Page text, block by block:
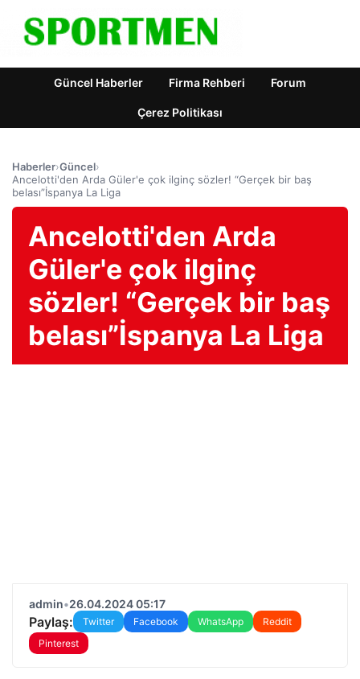
Güncel Haberler Firma Rehberi Forum
Çerez Politikası
Haberler›Güncel›
Ancelotti'den Arda Güler'e çok ilginç sözler! “Gerçek bir baş
belası”İspanya La Liga
Ancelotti'den Arda
Güler'e çok ilginç
sözler! “Gerçek bir baş
belası”İspanya La Liga
admin•26.04.2024 05:17
Paylaş: Twitter Facebook WhatsApp
Reddit
Pinterest